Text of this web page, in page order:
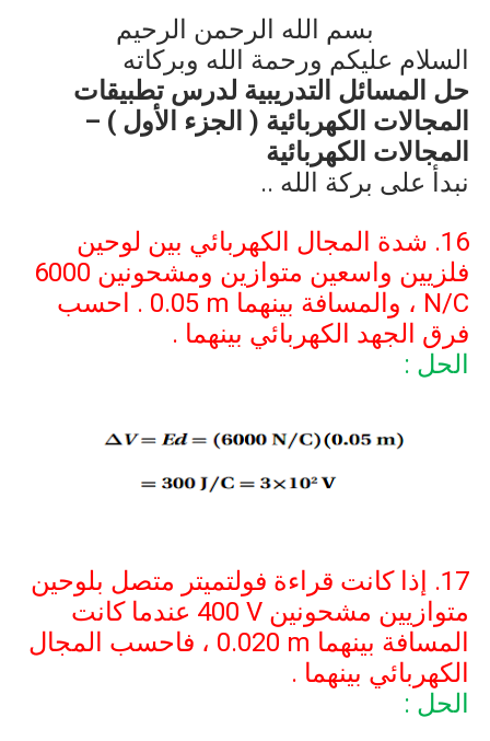
بسم الله الرحمن الرحيم
السلام عليكم ورحمة الله وبركاته
حل المسائل التدريبية لدرس تطبيقات
المجالات الكهربائية ( الجزء الأول ) –
المجالات الكهربائية
نبدأ على بركة الله ..
16. شدة المجال الكهربائي بين لوحين
فلزيين واسعين متوازين ومشحونين 6000
N/C ، والمسافة بينهما 0.05 m . احسب
فرق الجهد الكهربائي بينهما .
الحل :
17. إذا كانت قراءة فولتميتر متصل بلوحين
متوازيين مشحونين 400 V عندما كانت
المسافة بينهما 0.020 m ، فاحسب المجال
الكهربائي بينهما .
الحل :